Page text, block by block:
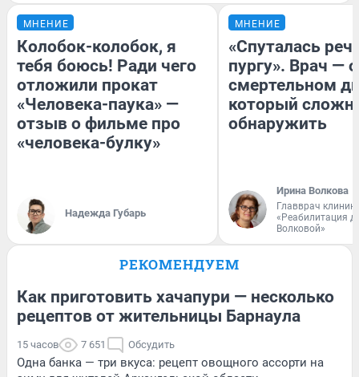
МНЕНИЕ
Колобок-колобок, я
тебя боюсь! Ради чего
отложили прокат
«Человека-паука» —
отзыв о фильме про
«человека-булку»
Надежда Губарь
МНЕНИЕ
«Спуталась
пургу». Врач — о
смертельном
который
обнаружить
Ирина Волкова
Главврач
«Реабилитация
Волковой»
РЕКОМЕНДУЕМ
Как приготовить хачапури — несколько
рецептов от жительницы Барнаула
15 часов 7 651 Обсудить
Одна банка — три вкуса: рецепт овощного ассорти на